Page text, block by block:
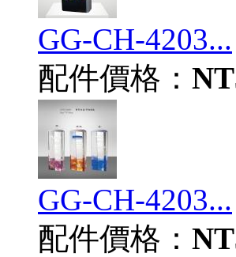
GG-CH-4203...
配件價格：
GG-CH-4203...
配件價格：